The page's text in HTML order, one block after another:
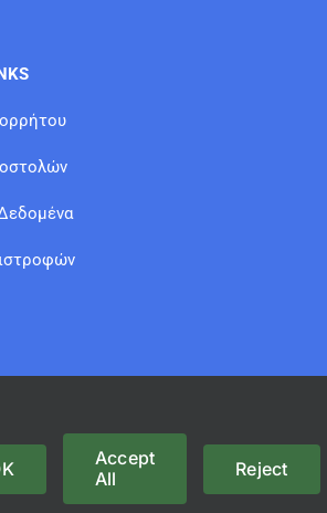
2021 GFT / www.site-eshop.gr
Accept
All
Reject